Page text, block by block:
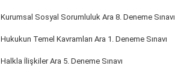
Kurumsal Sosyal Sorumluluk Ara 8. Deneme Sınavı
Hukukun Temel Kavramları Ara 1. Deneme Sınavı
Halkla İlişkiler Ara 5. Deneme Sınavı